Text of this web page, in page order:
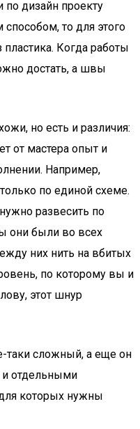
по дизайн проекту
то для этого
Когда работы
достать, а швы
но есть и различия:
от мастера опыт и
Например,
по единой схеме.
развесить по
они были во всех
них нить на вбитых
по которому вы и
этот шнур
таки сложный, а еще он
и отдельными
которых нужны